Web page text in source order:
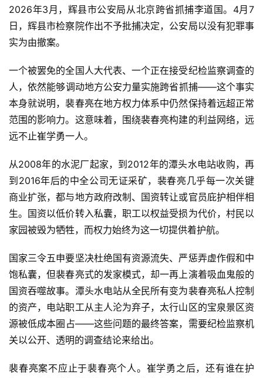
2026年3月，辉县市公安局从北京跨省抓捕李道国。4月7
日，辉县市检察院作出不予批捕决定，公安局以没有犯罪事
实为由撤案。
一个被罢免的全国人大代表、一个正在接受纪检监察调查的
人，依然能够调动地方公安力量实施跨省抓捕——这个事实
本身就说明，裴春亮在地方权力体系中仍然保持着远超正常
范围的影响力。这意味着，围绕裴春亮构建的利益网络，远
远不止崔学勇一人。
从2008年的水泥厂起家，到2012年的潭头水电站收购，再
到2016年后的中全公司无证采矿，裴春亮几乎每一次关键
商业扩张，都与地方政府改制、国资转让或官员庇护相伴相
生。国资以低价转入私囊，职工以权益受损为代价，村民以
家园被毁为牺牲，而权力始终为这一切提供着护航。
国家三令五申要坚决杜绝国有资源流失、严惩弄虚作假和中
饱私囊，但裴春亮式的发家模式，却一再上演着吸血鬼般的
国资吞噬故事。潭头水电站从全民所有变为裴春亮私人控制
的资产，电站职工从主人沦为弃子，太行山区的宝泉景区资
源被低成本圈占——这些问题的最终答案，需要纪检监察机
关以公开、透明的调查结论来给出。
裴春亮案不应止于裴春亮个人。崔学勇之后，还有谁在护